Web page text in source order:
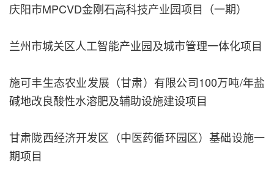
庆阳市MPCVD金刚石高科技产业园项目（一期）
兰州市城关区人工智能产业园及城市管理一体化项目
施可丰生态农业发展（甘肃）有限公司100万吨/年盐
碱地改良酸性水溶肥及辅助设施建设项目
甘肃陇西经济开发区（中医药循环园区）基础设施一
期项目